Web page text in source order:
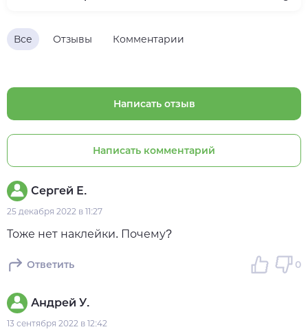
Все Отзывы Комментарии
Написать отзыв
Написать комментарий
Сергей Е.
25 декабря 2022 в 11:27
Тоже нет наклейки. Почему?
Ответить 0
Андрей У.
13 сентября 2022 в 12:42